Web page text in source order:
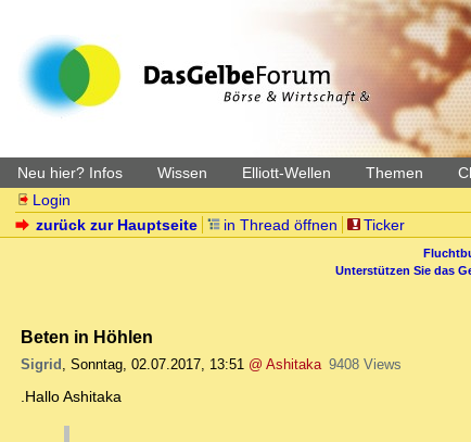
Neu hier? Infos Wissen Elliott-Wellen Themen
Login
zurück zur Hauptseite
in Thread öffnen Ticker
Unterstützen Sie das
Beten in Höhlen
Sigrid , Sonntag, 02.07.2017, 13:51 @ Ashitaka 9408 Views
.Hallo Ashitaka